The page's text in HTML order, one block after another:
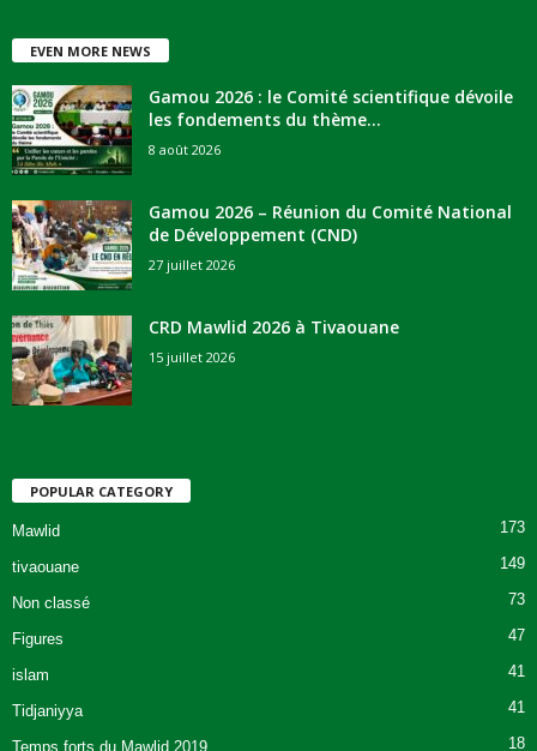
EVEN MORE NEWS
Gamou 2026 : le Comité scientifique dévoile
les fondements du thème...
8 août 2026
Gamou 2026 – Réunion du Comité National
de Développement (CND)
27 juillet 2026
CRD Mawlid 2026 à Tivaouane
15 juillet 2026
POPULAR CATEGORY
Mawlid 173
tivaouane 149
Non classé 73
Figures 47
islam 41
Tidjaniyya 41
Temps forts du Mawlid 2019 18